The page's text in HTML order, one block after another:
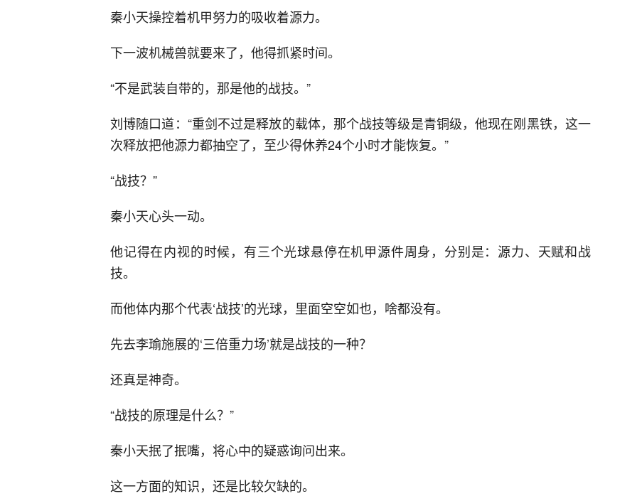
秦小天操控着机甲努力的吸收着源力。
下一波机械兽就要来了，他得抓紧时间。
“不是武装自带的，那是他的战技。”
刘博随口道：“重剑不过是释放的载体，那个战技等级是青铜级，他现在刚黑铁，这一
次释放把他源力都抽空了，至少得休养24个小时才能恢复。”
“战技？”
秦小天心头一动。
他记得在内视的时候，有三个光球悬停在机甲源件周身，分别是：源力、天赋和战
技。
而他体内那个代表‘战技’的光球，里面空空如也，啥都没有。
先去李瑜施展的‘三倍重力场’就是战技的一种？
还真是神奇。
“战技的原理是什么？”
秦小天抿了抿嘴，将心中的疑惑询问出来。
这一方面的知识，还是比较欠缺的。